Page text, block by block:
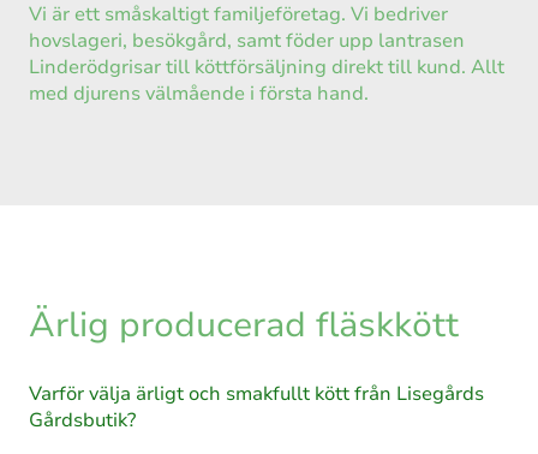
Vi är ett småskaltigt familjeföretag. Vi bedriver
hovslageri, besökgård, samt föder upp lantrasen
Linderödgrisar till köttförsäljning direkt till kund. Allt
med djurens välmående i första hand.
Ärlig producerad fläskkött
Varför välja ärligt och smakfullt kött från Lisegårds
Gårdsbutik?